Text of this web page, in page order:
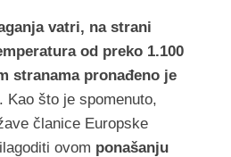
vatri, na strani
od preko 1.100
stranama pronađeno je
Kao što je spomenuto,
članice Europske
ovom ponašanju